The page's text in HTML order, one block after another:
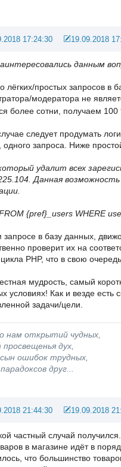
17:24:30 19.09.2018
данным
лёгких/простых запросов в
модератора не
более сотни, получаем 100
следует продумать
запроса. Ниже
удалит всех
Данная
{pref}_users WHERE
в базу данных,
проверит их на
PHP, что в свою
мудрость, самый
условиях! Как и везде есть
задачи/цели.
нам открытий чудных,
дух,
ошибок трудных,
друг...
21:44:30 19.09.2018
частный случай получился.
в магазине идёт в
что большинство